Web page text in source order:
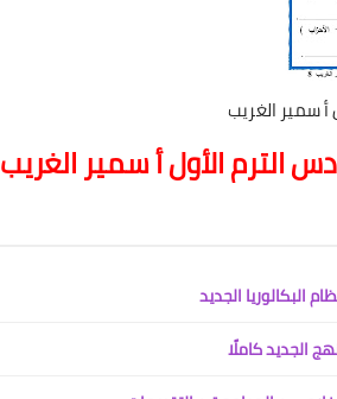
سمير الغريب
الترم الأول أ سمير الغريب